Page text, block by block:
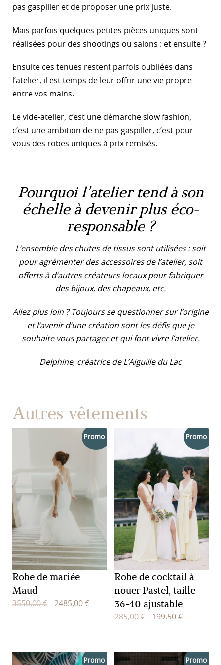
pas gaspiller et de proposer une prix juste.
Mais parfois quelques petites pièces uniques sont
réalisées pour des shootings ou salons : et ensuite ?
Ensuite ces tenues restent parfois oubliées dans
l’atelier, il est temps de leur offrir une vie propre
entre vos mains.
Le vide-atelier, c’est une démarche slow fashion,
c’est une ambition de ne pas gaspiller, c’est pour
vous des robes uniques à prix remisés.
Pourquoi l’atelier tend à son
échelle à devenir plus éco-
responsable ?
L’ensemble des chutes de tissus sont utilisées : soit
pour agrémenter des accessoires de l’atelier, soit
offerts à d’autres créateurs locaux pour fabriquer
des bijoux, des chapeaux, etc.
Allez plus loin ? Toujours se questionner sur l’origine
et l’avenir d’une création sont les défis que je
souhaite vous partager et qui font vivre l’atelier.
Delphine, créatrice de L’Aiguille du Lac
Autres vêtements
Promo !
Robe de mariée
Maud
3550,00€
Le
3550,00 €.
2485,00 €
2485,00 €.
Promo !
Robe de cocktail à
nouer Pastel, taille
36-40 ajustable
285,00€
Le
était :
199,50 €
est :
Promo ! Promo !